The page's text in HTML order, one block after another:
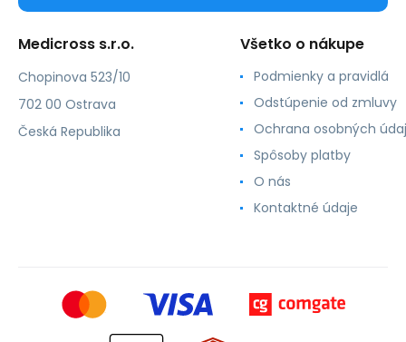
Medicross s.r.o.
Chopinova 523/10
702 00 Ostrava
Česká Republika
Všetko o nákupe
Podmienky a pravidlá
Odstúpenie od zmluvy
Ochrana osobných
Spôsoby platby
O nás
Kontaktné údaje